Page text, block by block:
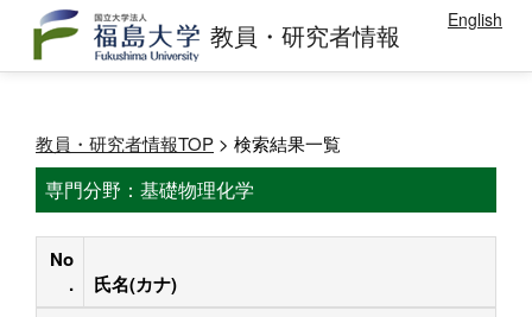
教員・研究者情報 English
教員・研究者情報TOP > 検索結果一覧
専門分野：基礎物理化学
No
.
氏名(カナ)